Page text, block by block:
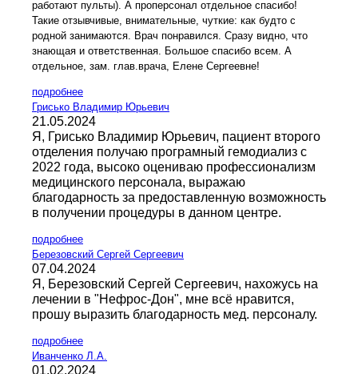
работают пульты). А проперсонал отдельное спасибо!
Такие отзывчивые, внимательные, чуткие: как будто с
родной занимаются. Врач понравился. Сразу видно, что
знающая и ответственная. Большое спасибо всем. А
отдельное, зам. глав.врача, Елене Сергеевне!
подробнее
Грисько Владимир Юрьевич
21.05.2024
Я, Грисько Владимир Юрьевич, пациент второго
отделения получаю програмный гемодиализ с
2022 года, высоко оцениваю профессионализм
медицинского персонала, выражаю
благодарность за предоставленную возможность
в получении процедуры в данном центре.
подробнее
Березовский Сергей Сергеевич
07.04.2024
Я, Березовский Сергей Сергеевич, нахожусь на
лечении в "Нефрос-Дон", мне всё нравится,
прошу выразить благодарность мед. персоналу.
подробнее
Иванченко Л.А.
01.02.2024